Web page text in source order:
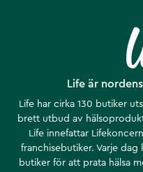
Life är
Life har cirka 130 butiker
brett utbud av
Life innefattar
franchisebutiker. Varje dag
butiker för att prata hälsa